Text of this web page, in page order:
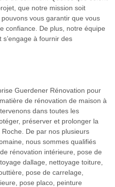
que notre mission soit
vous garantir que vous
confiance. De plus, notre équipe
s’engage à fournir des
Guerdener Rénovation pour
de rénovation de maison à
dans toutes les
préserver et prolonger la
De par nos plusieurs
nous sommes qualifiés
rénovation intérieure, pose de
dallage, nettoyage toiture,
pose de carrelage,
pose placo, peinture